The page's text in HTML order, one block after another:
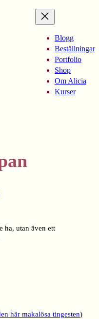
Blogg
Beställningar
Portfolio
Shop
Om Alicia
Kurser
ha, utan även ett
här makalösa tingesten)